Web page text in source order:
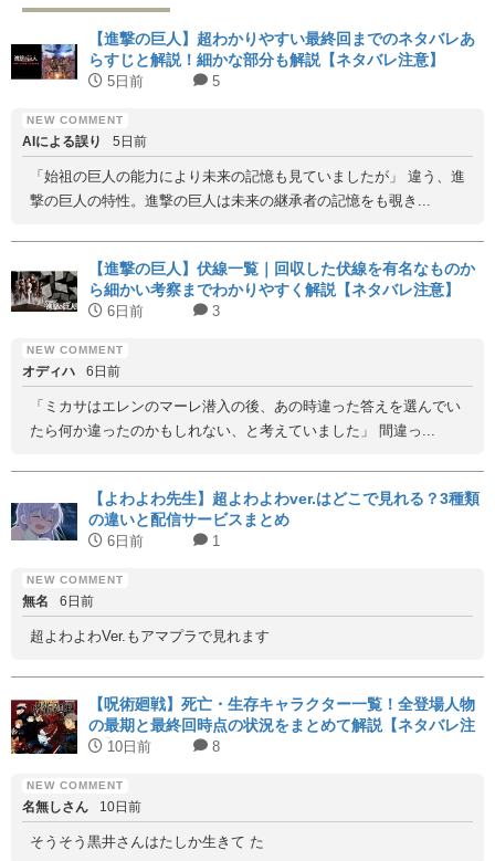
【進撃の巨人】超わかりやすい最終回までのネタバレあ
らすじと解説！細かな部分も解説【ネタバレ注意】
5日前 5
AIによる誤り 5日前
「始祖の巨人の能力により未来の記憶も見ていましたが」 違う、進
撃の巨人の特性。進撃の巨人は未来の継承者の記憶をも覗き...
【進撃の巨人】伏線一覧｜回収した伏線を有名なものか
ら細かい考察までわかりやすく解説【ネタバレ注意】
6日前 3
オディハ 6日前
「ミカサはエレンのマーレ潜入の後、あの時違った答えを選んでい
たら何か違ったのかもしれない、と考えていました」 間違っ...
【よわよわ先生】超よわよわver.はどこで見れる？3種類
の違いと配信サービスまとめ
6日前 1
無名 6日前
超よわよわVer.もアマプラで見れます
【呪術廻戦】死亡・生存キャラクター一覧！全登場人物
の最期と最終回時点の状況をまとめて解説【ネタバレ注
意】10日前 8
名無しさん 10日前
そうそう黒井さんはたしか生きて た